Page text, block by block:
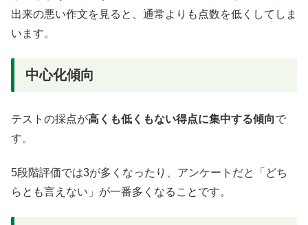
出来の悪い作文を見ると、通常よりも点数を低くしてしま
います。
中心化傾向
テストの採点が高くも低くもない得点に集中する傾向で
す。
5段階評価では3が多くなったり、アンケートだと「どち
らとも言えない」が一番多くなることです。